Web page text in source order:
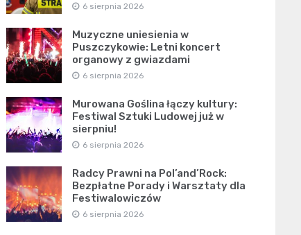
6 sierpnia 2026
Muzyczne uniesienia w
Puszczykowie: Letni koncert
organowy z gwiazdami
6 sierpnia 2026
Murowana Goślina łączy kultury:
Festiwal Sztuki Ludowej już w
sierpniu!
6 sierpnia 2026
Radcy Prawni na Pol’and’Rock:
Bezpłatne Porady i Warsztaty dla
Festiwalowiczów
6 sierpnia 2026